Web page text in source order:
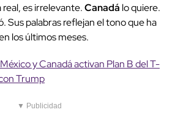
es irrelevante.Canadá lo quiere.
Sus palabras reflejan el tono que ha
los últimos meses.
México y Canadá activan Plan B del T-
Trump
▼ Publicidad